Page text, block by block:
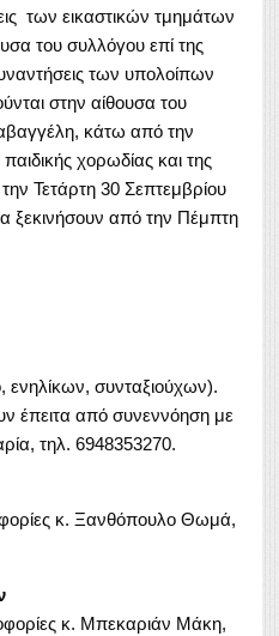
των εικαστικών τμημάτων
του συλλόγου επί της
των υπολοίπων
στην αίθουσα του
κάτω από την
χορωδίας και της
Τετάρτη 30 Σεπτεμβρίου
ξεκινήσουν από την Πέμπτη
ενηλίκων, συνταξιούχων).
έπειτα από συνεννόηση με
τηλ. 6948353270.
κ. Ξανθόπουλο Θωμά,
κ. Μπεκαριάν Μάκη,